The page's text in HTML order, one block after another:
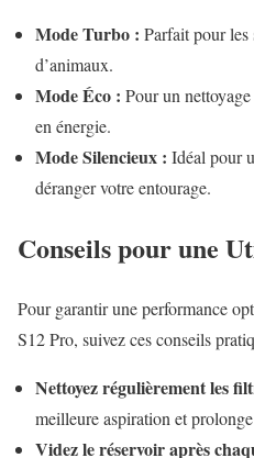
Mode Turbo : Parfait pour les
d’animaux.
Mode Éco : Pour un
en énergie.
Mode Silencieux : Idéal pour
déranger votre entourage.
Conseils pour une
Pour garantir une performance
S12 Pro, suivez ces conseils
Nettoyez régulièrement les
meilleure aspiration et
Videz le réservoir après